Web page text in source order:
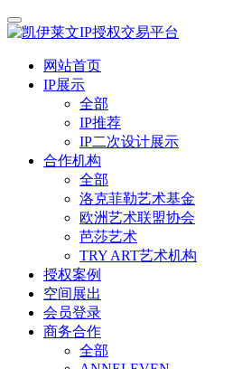
网站首页
IP展示
全部
IP推荐
IP二次设计展示
合作机构
全部
洛克菲勒艺术基金
欧洲艺术联盟协会
芭莎艺术
TRY ART艺术机构
授权案例
空间展出
会员登录
商务合作
全部